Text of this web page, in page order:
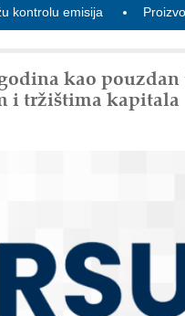
Proizvodnja iC7
kao
i tržištima kapitala